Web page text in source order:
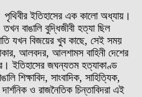
পৃথিবীর ইতিহাসের এক কালো অধ্যায়।
বাঙালি বুদ্ধিজীবী হত্যা ছিল
যখন বিজয়ের খুব কাছে, সেই সময়
আলবদর, আলশামস বাহিনী দেশের
ইতিহাসের জঘন্যতম হত্যাকাণ্ড
শিক্ষাবিদ, সাংবাদিক, সাহিত্যিক,
ও রাজনৈতিক চিন্তাবিদরা এই